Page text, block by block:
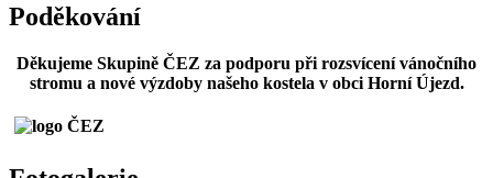
Poděkování
Děkujeme Skupině ČEZ za podporu při rozsvícení vánočního
stromu a nové výzdoby našeho kostela v obci Horní Újezd.